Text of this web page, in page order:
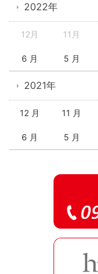
2022年
12月 11月
6 月 5 月
2021年
12 月 11 月
6 月 5 月